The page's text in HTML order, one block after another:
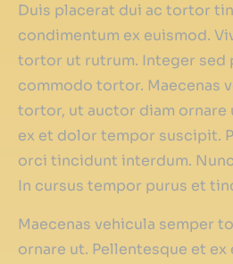
Duis placerat dui ac tortor
condimentum ex euismod.
tortor ut rutrum. Integer sed
commodo tortor. Maecenas
tortor, ut auctor diam ornare
ex et dolor tempor suscipit.
orci tincidunt interdum.
In cursus tempor purus et
Maecenas vehicula semper
ornare ut. Pellentesque et